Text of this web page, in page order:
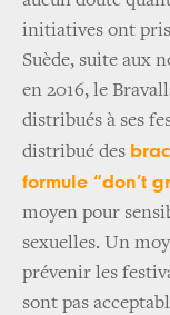
initiatives ont pris
Suède, suite aux
en 2016, le
distribués à ses
distribué des
formule “don’t
moyen pour
sexuelles. Un
prévenir les
sont pas